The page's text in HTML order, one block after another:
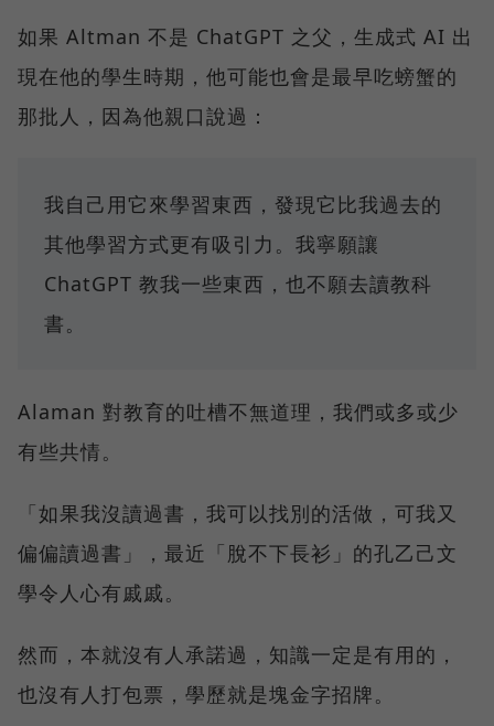
如果 Altman 不是 ChatGPT 之父，生成式 AI 出
現在他的學生時期，他可能也會是最早吃螃蟹的
那批人，因為他親口說過：
我自己用它來學習東西，發現它比我過去的
其他學習方式更有吸引力。我寧願讓
ChatGPT 教我一些東西，也不願去讀教科
書。
Alaman 對教育的吐槽不無道理，我們或多或少
有些共情。
「如果我沒讀過書，我可以找別的活做，可我又
偏偏讀過書」，最近「脫不下長衫」的孔乙己文
學令人心有戚戚。
然而，本就沒有人承諾過，知識一定是有用的，
也沒有人打包票，學歷就是塊金字招牌。